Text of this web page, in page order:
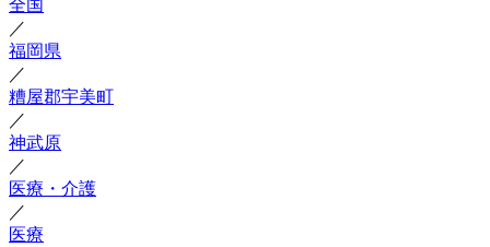
全国
／
福岡県
／
糟屋郡宇美町
／
神武原
／
医療・介護
／
医療